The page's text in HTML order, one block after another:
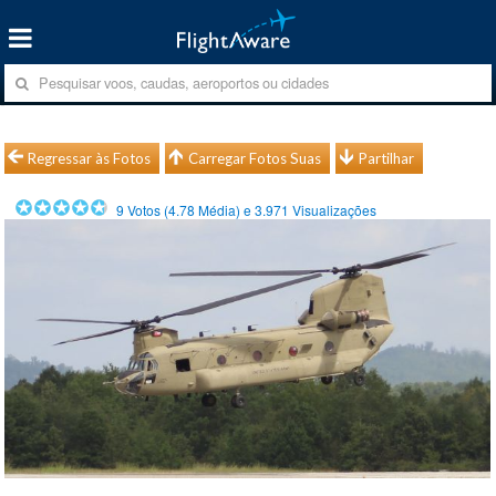
Regressar às Fotos Carregar Fotos Suas Partilhar
9 Votos (4.78 Média) e3.971 Visualizações